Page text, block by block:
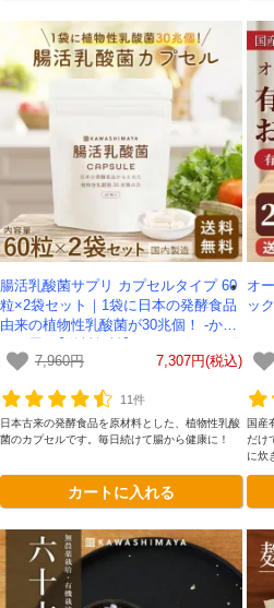
腸活乳酸菌サプリ カプセルタイプ 60
粒×2袋セット｜1袋に日本の発酵食品
由来の植物性乳酸菌が30兆個！ -かわ
送*
7,960円 7,307円(税込)
11件
日本古来の発酵食品を原材料とした、植物性乳酸
菌のカプセルです。毎日続けて腸から健康に！
カートに入れる
オ
ッ
国産
だけ
に炊